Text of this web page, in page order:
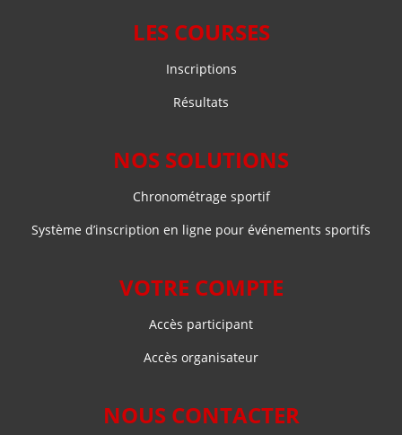
LES COURSES
Inscriptions
Résultats
NOS SOLUTIONS
Chronométrage sportif
Système d’inscription en ligne pour événements sportifs
VOTRE COMPTE
Accès participant
Accès organisateur
NOUS CONTACTER